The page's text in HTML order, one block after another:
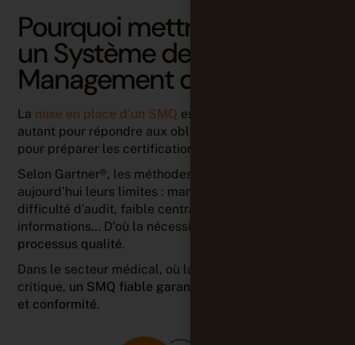
Pourquoi mettre en place
un Système de
Management de la Qualité
La mise en place d’un SMQ est devenue essentielle,
autant pour répondre aux obligations légales que
pour préparer les certifications ISO.
Selon Gartner®, les méthodes « papier » montrent
aujourd’hui leurs limites : manque de conformité,
difficulté d’audit, faible centralisation des
informations… D’où la nécessité de
processus qualité.
Dans le secteur médical, où la qualité logicielle est
critique, un SMQ fiable garantit performance, sécurité
et conformité.